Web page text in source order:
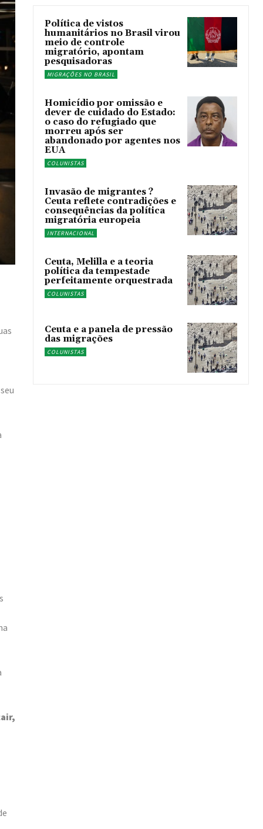
Política de vistos
humanitários no Brasil virou
meio de controle
migratório, apontam
pesquisadoras
MIGRAÇÕES NO BRASIL
Homicídio por omissão e
dever de cuidado do Estado:
o caso do refugiado que
morreu após ser
abandonado por agentes nos
EUA
COLUNISTAS
Invasão de migrantes ?
Ceuta reflete contradições e
consequências da política
migratória europeia
INTERNACIONAL
Ceuta, Melilla e a teoria
política da tempestade
perfeitamente orquestrada
COLUNISTAS
Ceuta e a panela de pressão
das migrações
COLUNISTAS